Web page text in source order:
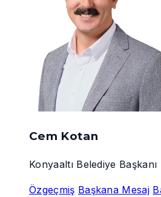
Cem Kotan
Konyaaltı Belediye Başkanı
Özgeçmiş Başkana Mesaj